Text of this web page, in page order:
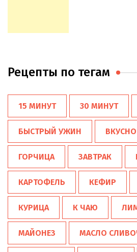
Рецепты по тегам
15 МИНУТ 30 МИНУТ
БЫСТРЫЙ УЖИН
ГОРЧИЦА ЗАВТРАК
КАРТОФЕЛЬ КЕФИР
КУРИЦА К ЧАЮ
МАЙОНЕЗ МАСЛО